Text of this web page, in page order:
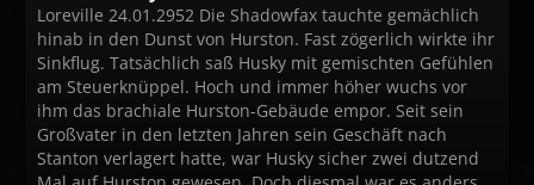
Loreville 24.01.2952 Die Shadowfax tauchte gemächlich
hinab in den Dunst von Hurston. Fast zögerlich wirkte ihr
Sinkflug. Tatsächlich saß Husky mit gemischten Gefühlen
am Steuerknüppel. Hoch und immer höher wuchs vor
ihm das brachiale Hurston-Gebäude empor. Seit sein
Großvater in den letzten Jahren sein Geschäft nach
Stanton verlagert hatte, war Husky sicher zwei dutzend